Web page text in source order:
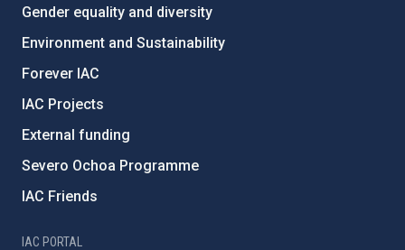
Gender equality and diversity
Environment and Sustainability
Forever IAC
IAC Projects
External funding
Severo Ochoa Programme
IAC Friends
IAC PORTAL